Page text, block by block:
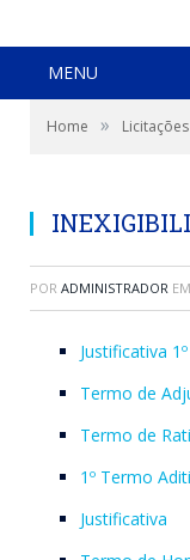
MENU
Home » Licitações
POR ADMINISTRADOR EM
Justificativa
Termo de
Termo de
1º Termo
Justificativa